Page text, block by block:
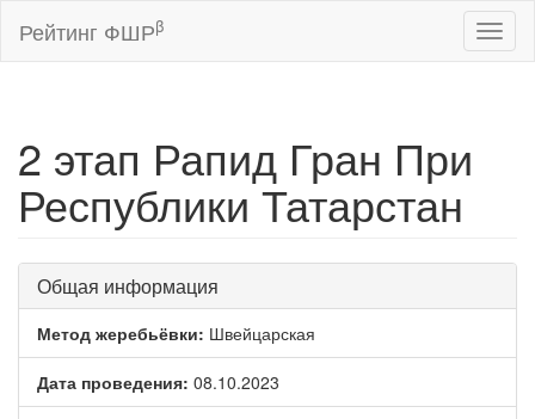
Рейтинг ФШРβ
2 этап Рапид Гран При
Республики Татарстан
Общая информация
Метод жеребьёвки: Швейцарская
Дата проведения: 08.10.2023